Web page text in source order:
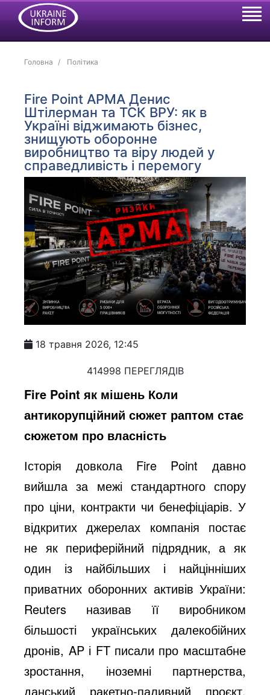
Головна Політика
Fire Point АРМА Денис
Штілерман та ТСК ВРУ: як в
Україні віджимають бізнес,
знищують оборонне
виробництво та віру людей у
справедливість і перемогу
18 травня 2026, 12:45
414998 ПЕРЕГЛЯДІВ
Fire Point як мішень Коли
антикорупційний сюжет раптом стає
сюжетом про власність
Історія довкола Fire Point давно
вийшла за межі стандартного спору
про ціни, контракти чи бенефіціарів. У
відкритих джерелах компанія постає
не як периферійний підрядник, а як
один із найбільших і найцінніших
приватних оборонних активів України:
Reuters називав її виробником
більшості українських далекобійних
дронів, AP і FT писали про масштабне
зростання, іноземні партнерства,
данський ракетно-паливний проєкт,